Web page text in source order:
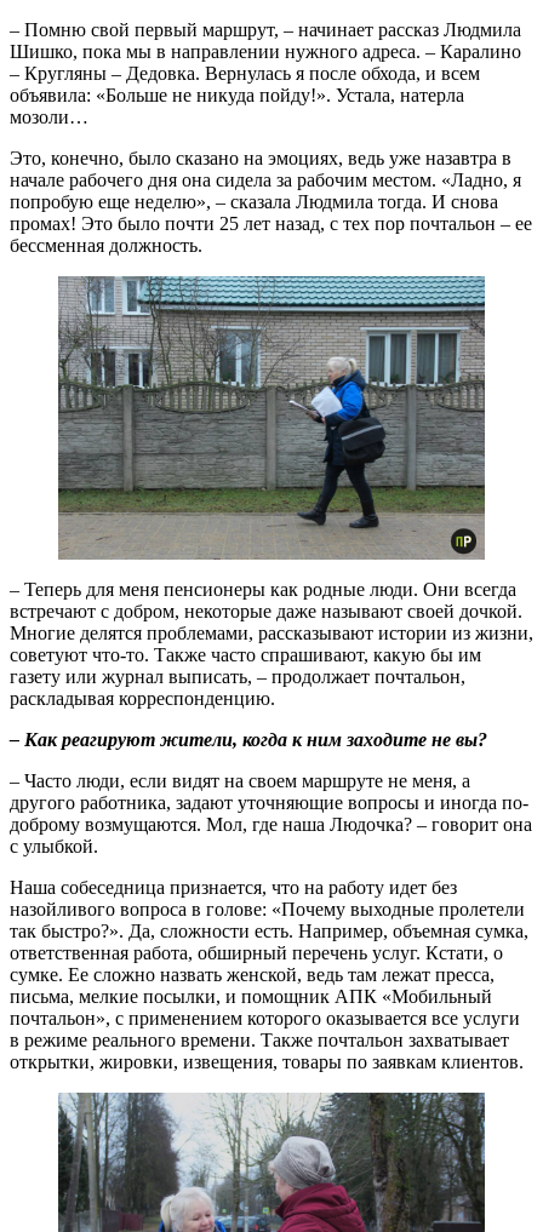
– Помню свой первый маршрут, – начинает рассказ Людмила
Шишко, пока мы в направлении нужного адреса. – Каралино
– Кругляны – Дедовка. Вернулась я после обхода, и всем
объявила: «Больше не никуда пойду!». Устала, натерла
мозоли…
Это, конечно, было сказано на эмоциях, ведь уже назавтра в
начале рабочего дня она сидела за рабочим местом. «Ладно, я
попробую еще неделю», – сказала Людмила тогда. И снова
промах! Это было почти 25 лет назад, с тех пор почтальон – ее
бессменная должность.
– Теперь для меня пенсионеры как родные люди. Они всегда
встречают с добром, некоторые даже называют своей дочкой.
Многие делятся проблемами, рассказывают истории из жизни,
советуют что-то. Также часто спрашивают, какую бы им
газету или журнал выписать, – продолжает почтальон,
раскладывая корреспонденцию.
– Как реагируют жители, когда к ним заходите не вы?
– Часто люди, если видят на своем маршруте не меня, а
другого работника, задают уточняющие вопросы и иногда по-
доброму возмущаются. Мол, где наша Людочка? – говорит она
с улыбкой.
Наша собеседница признается, что на работу идет без
назойливого вопроса в голове: «Почему выходные пролетели
так быстро?». Да, сложности есть. Например, объемная сумка,
ответственная работа, обширный перечень услуг. Кстати, о
сумке. Ее сложно назвать женской, ведь там лежат пресса,
письма, мелкие посылки, и помощник АПК «Мобильный
почтальон», с применением которого оказывается все услуги
в режиме реального времени. Также почтальон захватывает
открытки, жировки, извещения, товары по заявкам клиентов.